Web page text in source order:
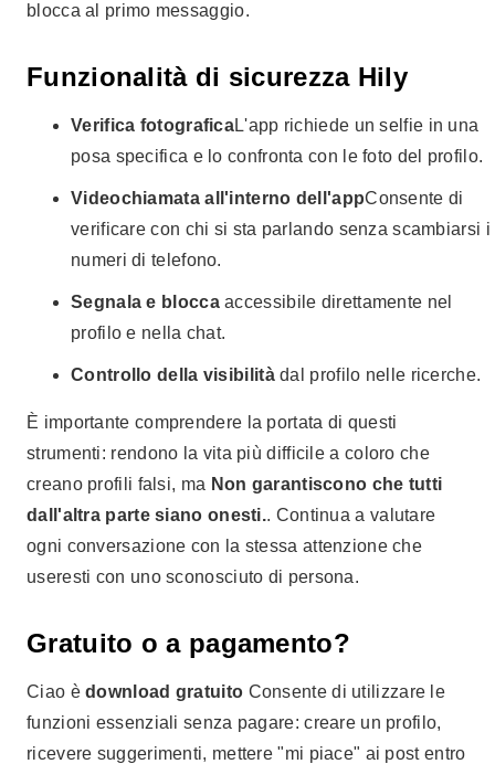
blocca al primo messaggio.
Funzionalità di sicurezza Hily
Verifica fotograficaL'app richiede un selfie in una
posa specifica e lo confronta con le foto del profilo.
Videochiamata all'interno dell'appConsente di
verificare con chi si sta parlando senza scambiarsi i
numeri di telefono.
Segnala e bloccaaccessibile direttamente nel
profilo e nella chat.
Controllo della visibilitàdal profilo nelle ricerche.
È importante comprendere la portata di questi
strumenti: rendono la vita più difficile a coloro che
creano profili falsi, ma Non garantiscono che tutti
dall'altra parte siano onesti.. Continua a valutare
ogni conversazione con la stessa attenzione che
useresti con uno sconosciuto di persona.
Gratuito o a pagamento?
Ciao èdownload gratuito Consente di utilizzare le
funzioni essenziali senza pagare: creare un profilo,
ricevere suggerimenti, mettere "mi piace" ai post entro